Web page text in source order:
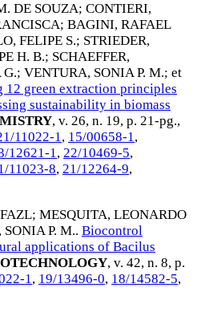
DE SOUZA; CONTIERI,
; BAGINI, RAFAEL
FELIPE S.; STRIEDER,
H. B.; SCHAEFFER,
G.; VENTURA, SONIA P. M.; et
12 green extraction principles
sustainability in biomass
, v. 26, n. 19, p. 21-pg.,
11022-1, 15/00658-1,
12621-1, 22/10469-5,
11023-8, 21/12264-9,
; MESQUITA, LEONARDO
P. M.. Biocontrol
applications of Bacilus
, v. 42, n. 8, p.
1, 19/13496-0, 18/14582-5,